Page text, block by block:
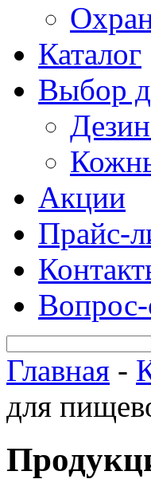
Каталог
Выбор
Акции
Прайс-
Вопрос-
Главная -
для